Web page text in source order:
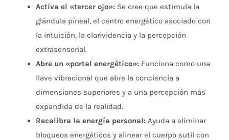
Activa el «tercer ojo»: Se cree que estimula la
glándula pineal, el centro energético asociado con
la intuición, la clarividencia y la percepción
extrasensorial.
Abre un «portal energético»: Funciona como una
llave vibracional que abre la conciencia a
dimensiones superiores y a una percepción más
expandida de la realidad.
Recalibra la energía personal: Ayuda a eliminar
bloqueos energéticos y alinear el cuerpo sutil con